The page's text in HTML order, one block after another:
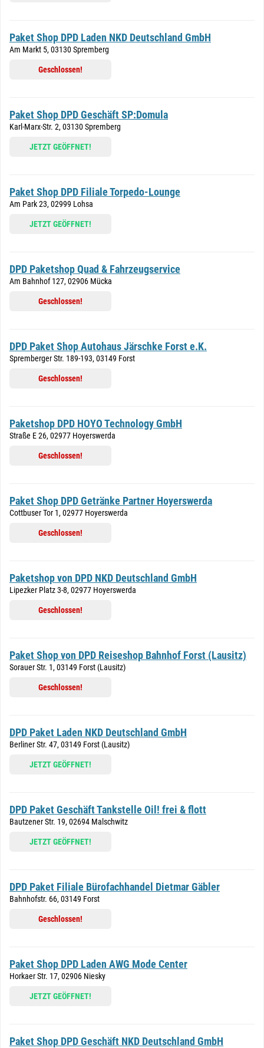
Paket Shop DPD Laden NKD Deutschland GmbH
Am Markt 5, 03130 Spremberg
Geschlossen!
Paket Shop DPD Geschäft SP:Domula
Karl-Marx-Str. 2, 03130 Spremberg
JETZT GEÖFFNET!
Paket Shop DPD Filiale Torpedo-Lounge
Am Park 23, 02999 Lohsa
JETZT GEÖFFNET!
DPD Paketshop Quad & Fahrzeugservice
Am Bahnhof 127, 02906 Mücka
Geschlossen!
DPD Paket Shop Autohaus Järschke Forst e.K.
Spremberger Str. 189-193, 03149 Forst
Geschlossen!
Paketshop DPD HOYO Technology GmbH
Straße E 26, 02977 Hoyerswerda
Geschlossen!
Paket Shop DPD Getränke Partner Hoyerswerda
Cottbuser Tor 1, 02977 Hoyerswerda
Geschlossen!
Paketshop von DPD NKD Deutschland GmbH
Lipezker Platz 3-8, 02977 Hoyerswerda
Geschlossen!
Paket Shop von DPD Reiseshop Bahnhof Forst (Lausitz)
Sorauer Str. 1, 03149 Forst (Lausitz)
Geschlossen!
DPD Paket Laden NKD Deutschland GmbH
Berliner Str. 47, 03149 Forst (Lausitz)
JETZT GEÖFFNET!
DPD Paket Geschäft Tankstelle Oil! frei & flott
Bautzener Str. 19, 02694 Malschwitz
JETZT GEÖFFNET!
DPD Paket Filiale Bürofachhandel Dietmar Gäbler
Bahnhofstr. 66, 03149 Forst
Geschlossen!
Paket Shop DPD Laden AWG Mode Center
Horkaer Str. 17, 02906 Niesky
JETZT GEÖFFNET!
Paket Shop DPD Geschäft NKD Deutschland GmbH